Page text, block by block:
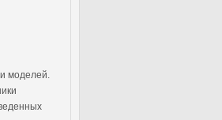
моделей.